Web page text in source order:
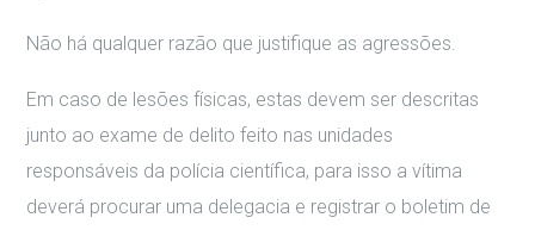
Não há qualquer razão que justifique as agressões.
Em caso de lesões físicas, estas devem ser descritas
junto ao exame de delito feito nas unidades
responsáveis da polícia científica, para isso a vítima
deverá procurar uma delegacia e registrar o boletim de